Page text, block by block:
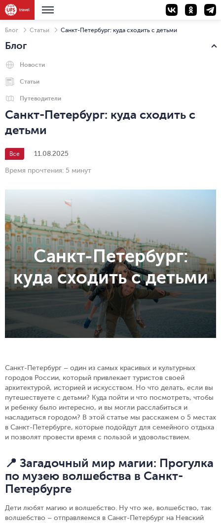
Блог Статьи Санкт-Петербург: куда сходить с детьми
Блог
Новости
Статьи
Путеводители
Санкт-Петербург: куда сходить с
детьми
Все 11.08.2025
Время прочтения: 5 минут
Санкт-Петербург:
куда сходить с детьми
Санкт-Петербург – один из самых красивых и культурных
городов России, который привлекает туристов своей
архитектурой, историей и искусством. Но что делать, если вы
путешествуете с детьми? Куда пойти и что посмотреть, чтобы
и ребенку было интересно, и вы могли расслабиться и
насладиться городом? В этой статье мы расскажем о 5 местах
в Санкт-Петербурге, которые подойдут для семейного отдыха
и позволят провести время с пользой и удовольствием.
📍 Загадочный мир магии: Прогулка
по музею волшебства в Санкт-
Петербурге
Дети любят магию и волшебство. Ну что же, волшебство, так
волшебство – отправляемся в Санкт-Петербург на Невский